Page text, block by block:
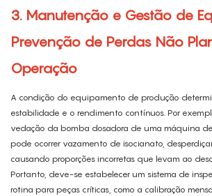
3. Manutenção e Gestão de
Prevenção de Perdas Não
Operação
A condição do equipamento de produção
estabilidade e o rendimento contínuos. Por
vedação da bomba dosadora de uma máquina
pode ocorrer vazamento de isocianato,
causando proporções incorretas que levam ao
Portanto, deve-se estabelecer um sistema de
rotina para peças críticas, como a calibração